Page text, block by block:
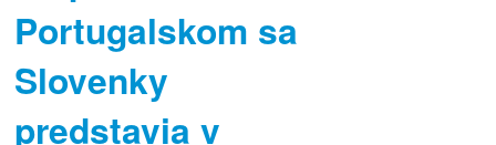
Portugalskom sa
Slovenky
predstavia v